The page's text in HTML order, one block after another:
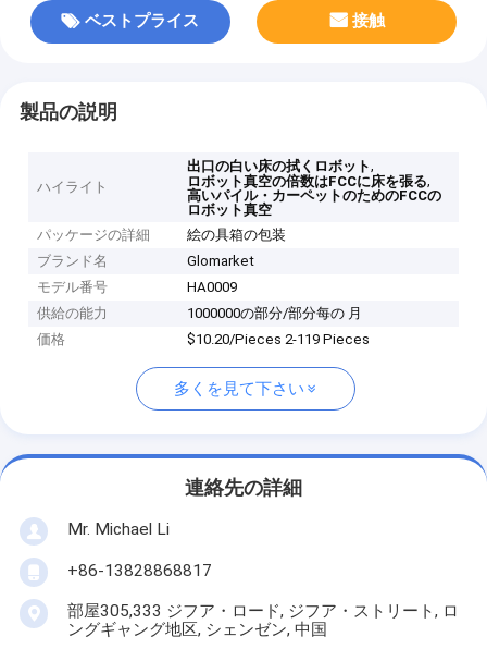
ベストプライス 接触
製品の説明
ハイライト
出口の白い床の拭くロボット,
ロボット真空の倍数はFCCに床を張る,
高いパイル・カーペットのためのFCCの
ロボット真空
パッケージの詳細
絵の具箱の包装
ブランド名
Glomarket
モデル番号
HA0009
供給の能力
1000000の部分/部分每の 月
価格
$10.20/Pieces 2-119 Pieces
多くを見て下さい
連絡先の詳細
Mr. Michael Li
+86-13828868817
部屋305,333 ジフア・ロード, ジフア・ストリート, ロ
ングギャング地区, シェンゼン, 中国